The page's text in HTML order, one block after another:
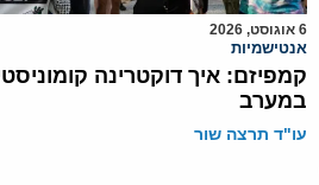
6 אוגוסט, 2026
אנטישמיות
קמפיזם: איך דוקטרינה
במערב
עו"ד תרצה שור